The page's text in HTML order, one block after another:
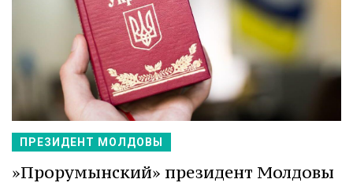
ПРЕЗИДЕНТ МОЛДОВЫ
»Прорумынский» президент Молдовы